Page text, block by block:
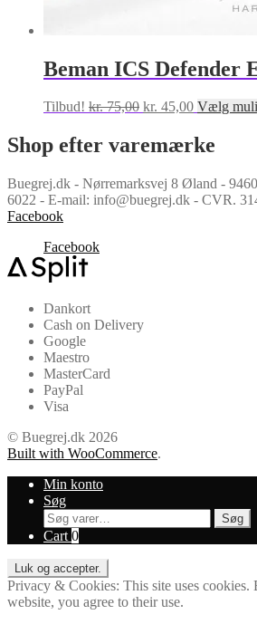
Beman ICS Defender
Tilbud! kr.75,00 Den
pris
var:
kr. 45,00Den
pris
er:
Vælg
Shop efter varemærke
Buegrej.dk - Nørremarksvej 8 Øland -
6022 - E-mail: info@buegrej.dk - CVR.
Facebook
Facebook
Dankort
Cash on Delivery
Google
Maestro
MasterCard
PayPal
Visa
© Buegrej.dk 2026
Built with WooCommerce.
Min konto
Søg
Søg
efter:
Søg
Cart 0
Privacy & Cookies: This site uses cookies.
website, you agree to their use.